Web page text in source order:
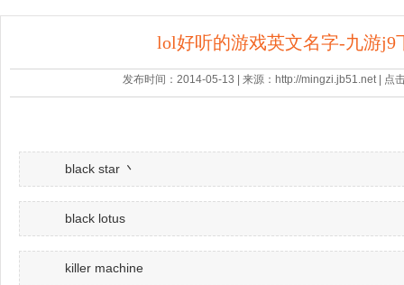
lol好听的游戏英文名字-九游j9
发布时间：2014-05-13 | 来源：http://mingzi.jb51.net | 点
black star 丶
black lotus
killer machine